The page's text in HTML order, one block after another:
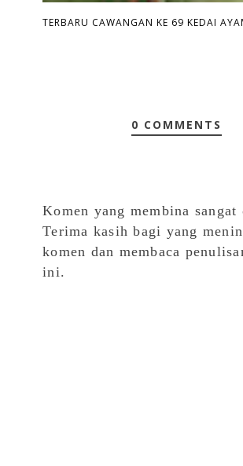
TERBARU CAWANGAN KE 69 KEDAI
0 COMMENTS
Komen yang membina sangat
Terima kasih bagi yang
komen dan membaca
ini.